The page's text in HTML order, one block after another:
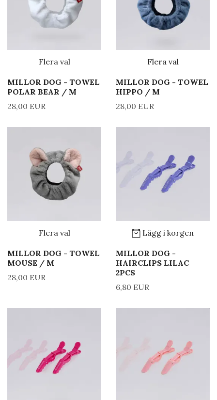
Flera val
MILLOR DOG - TOWEL
POLAR BEAR / M
28,00 EUR
Flera val
MILLOR DOG - TOWEL
HIPPO / M
28,00 EUR
Flera val
MILLOR DOG - TOWEL
MOUSE / M
28,00 EUR
Lägg i korgen
MILLOR DOG -
HAIRCLIPS LILAC
2PCS
6,80 EUR